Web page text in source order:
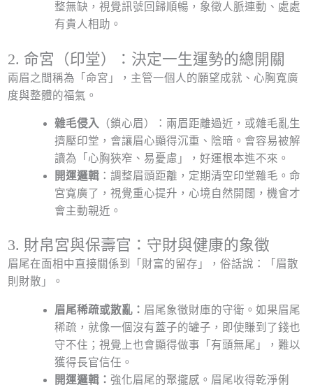
整無缺，視覺訊號回歸順暢，象徵人脈連動、處處
有貴人相助。
2. 命宮（印堂）：決定一生運勢的總開關
兩眉之間稱為「命宮」，主管一個人的願望成就、心胸寬廣
度與整體的福氣。
雜毛侵入
（鎖心眉）：兩眉距離過近，或雜毛亂生
擠壓印堂，會讓眉心顯得沉重、陰暗。會容易被解
讀為「心胸狹窄、易憂慮」，好運根本進不來。
開運邏輯：調整眉頭距離，定期清空印堂雜毛。命
宮寬廣了，視覺重心提升，心境自然開闊，機會才
會主動親近。
3. 財帛宮與保壽官：守財與健康的象徵
眉尾在面相中直接關係到「財富的留存」，俗話說：「眉散
則財散」。
眉尾稀疏或散亂： 眉尾象徵財庫的守衛。如果眉尾
稀疏，就像一個沒有蓋子的罐子，即使賺到了錢也
守不住；視覺上也會顯得做事「有頭無尾」，難以
獲得長官信任。
開運邏輯： 強化眉尾的聚攏感。眉尾收得乾淨俐